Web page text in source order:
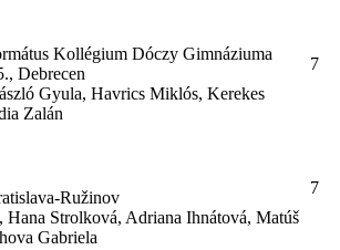
Kollégium Dóczy Gimnáziuma
Debrecen
Gyula, Havrics Miklós, Kerekes
Zalán
7
Ružinov
Hana Strolková, Adriana Ihnátová, Matúš
Gabriela
7